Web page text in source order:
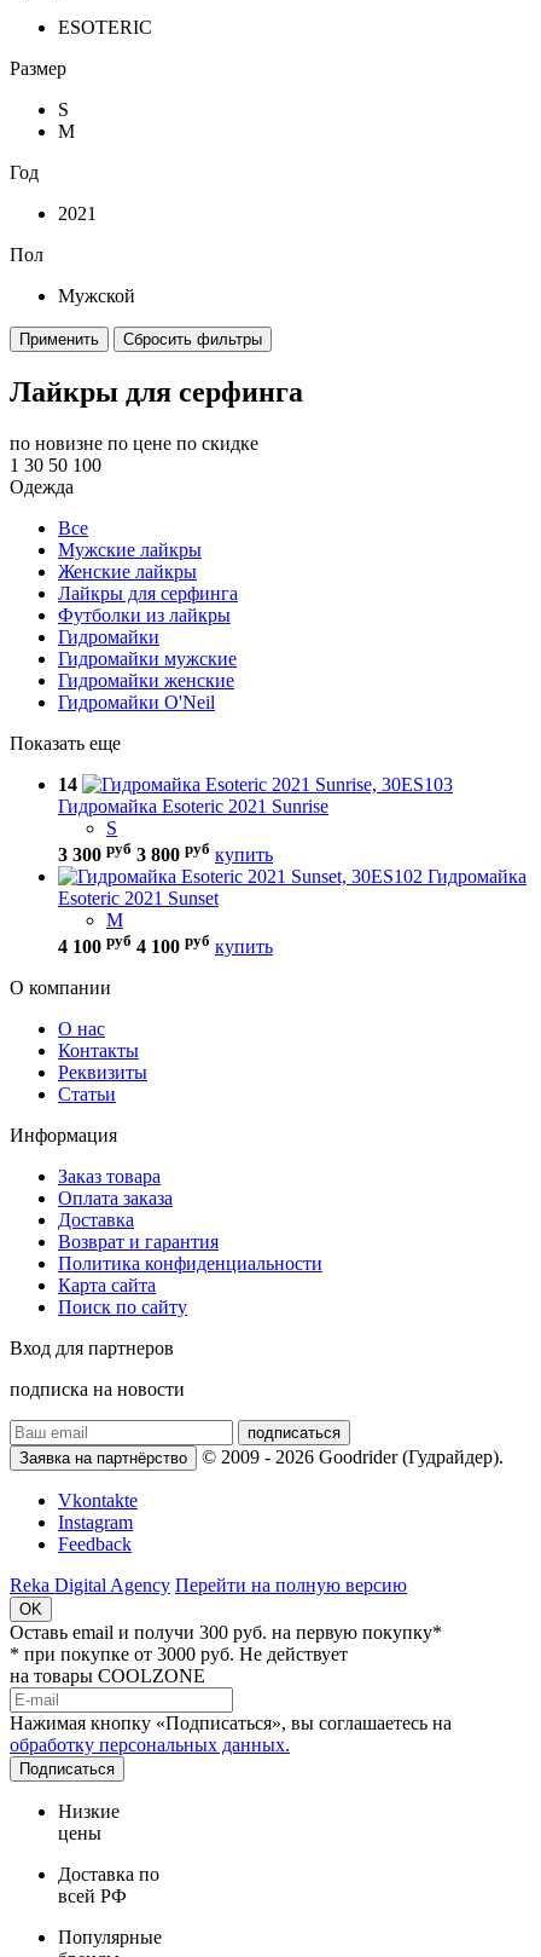
ESOTERIC
Размер
S
M
Год
2021
Пол
Мужской
Применить Сбросить фильтры
Лайкры для серфинга
по новизне по цене по скидке
1 30 50 100
Одежда
Все
Мужские лайкры
Женские лайкры
Лайкры для серфинга
Футболки из лайкры
Гидромайки
Гидромайки мужские
Гидромайки женские
Гидромайки O'Neil
Показать еще
14
Гидромайка Esoteric 2021 Sunrise
S
3 300 руб 3 800 руб купить
Гидромайка
Esoteric 2021 Sunset
M
4 100 руб 4 100 руб купить
О компании
О нас
Контакты
Реквизиты
Статьи
Информация
Заказ товара
Оплата заказа
Доставка
Возврат и гарантия
Политика конфиденциальности
Карта сайта
Поиск по сайту
Вход для партнеров
подписка на новости
подписаться
Заявка на партнёрство
© 2009 - 2026 Goodrider (Гудрайдер).
Vkontakte
Instagram
Feedback
Reka Digital Agency Перейти на полную версию
OK
Оставь email и получи 300 руб. на первую покупку*
* при покупке от 3000 руб. Не действует
на товары COOLZONE
Нажимая кнопку «Подписаться», вы соглашаетесь на
обработку персональных данных.
Подписаться
Низкие
цены
Доставка по
всей РФ
Популярные